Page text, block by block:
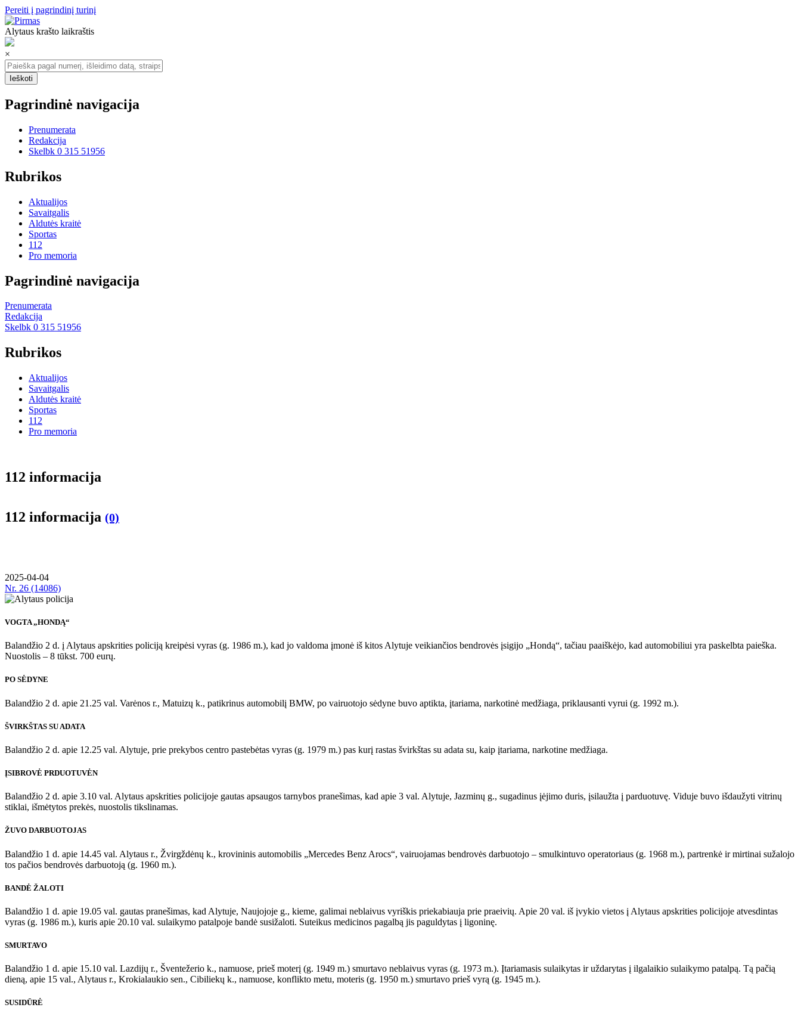
Pereiti į pagrindinį turinį
Alytaus krašto laikraštis
×
Pagrindinė navigacija
Prenumerata
Redakcija
Skelbk 0 315 51956
Rubrikos
Aktualijos
Savaitgalis
Aldutės kraitė
Sportas
112
Pro memoria
Pagrindinė navigacija
Prenumerata
Redakcija
Skelbk 0 315 51956
Rubrikos
Aktualijos
Savaitgalis
Aldutės kraitė
Sportas
112
Pro memoria
112 informacija
112 informacija (0)
2025-04-04
Nr. 26 (14086)
VOGTA „HONDĄ“
Balandžio 2 d. į Alytaus apskrities policiją kreipėsi vyras (g. 1986 m.), kad jo valdoma įmonė iš kitos Alytuje veikiančios bendrovės įsigijo „Hondą“, tačiau paaiškėjo, kad automobiliui yra paskelbta paieška.
Nuostolis – 8 tūkst. 700 eurų.
PO SĖDYNE
Balandžio 2 d. apie 21.25 val. Varėnos r., Matuizų k., patikrinus automobilį BMW, po vairuotojo sėdyne buvo aptikta, įtariama, narkotinė medžiaga, priklausanti vyrui (g. 1992 m.).
ŠVIRKŠTAS SU ADATA
Balandžio 2 d. apie 12.25 val. Alytuje, prie prekybos centro pastebėtas vyras (g. 1979 m.) pas kurį rastas švirkštas su adata su, kaip įtariama, narkotine medžiaga.
ĮSIBROVĖ PRDUOTUVĖN
Balandžio 2 d. apie 3.10 val. Alytaus apskrities policijoje gautas apsaugos tarnybos pranešimas, kad apie 3 val. Alytuje, Jazminų g., sugadinus įėjimo duris, įsilaužta į parduotuvę. Viduje buvo išdaužyti vitrinų
stiklai, išmėtytos prekės, nuostolis tikslinamas.
ŽUVO DARBUOTOJAS
Balandžio 1 d. apie 14.45 val. Alytaus r., Žvirgždėnų k., krovininis automobilis „Mercedes Benz Arocs“, vairuojamas bendrovės darbuotojo – smulkintuvo operatoriaus (g. 1968 m.), partrenkė ir mirtinai sužalojo
tos pačios bendrovės darbuotoją (g. 1960 m.).
BANDĖ ŽALOTI
Balandžio 1 d. apie 19.05 val. gautas pranešimas, kad Alytuje, Naujojoje g., kieme, galimai neblaivus vyriškis priekabiauja prie praeivių. Apie 20 val. iš įvykio vietos į Alytaus apskrities policijoje atvesdintas
vyras (g. 1986 m.), kuris apie 20.10 val. sulaikymo patalpoje bandė susižaloti. Suteikus medicinos pagalbą jis paguldytas į ligoninę.
SMURTAVO
Balandžio 1 d. apie 15.10 val. Lazdijų r., Šventežerio k., namuose, prieš moterį (g. 1949 m.) smurtavo neblaivus vyras (g. 1973 m.). Įtariamasis sulaikytas ir uždarytas į ilgalaikio sulaikymo patalpą. Tą pačią
dieną, apie 15 val., Alytaus r., Krokialaukio sen., Cibiliekų k., namuose, konflikto metu, moteris (g. 1950 m.) smurtavo prieš vyrą (g. 1945 m.).
SUSIDŪRĖ